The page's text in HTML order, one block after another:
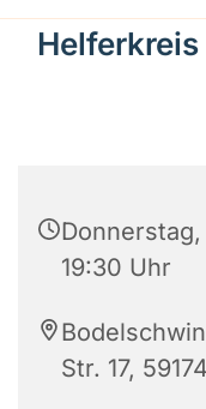
Helferkreis
19:30 Uhr
Str. 17,